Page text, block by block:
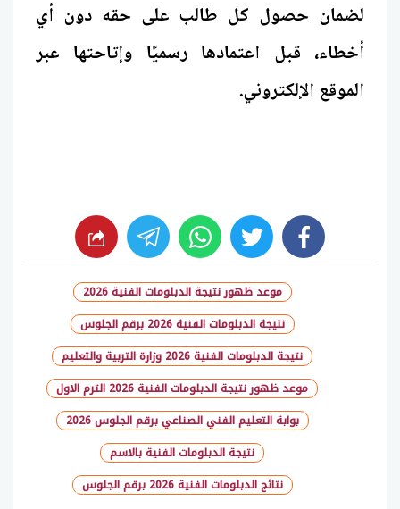
لضمان حصول كل طالب على حقه دون أي
أخطاء، قبل اعتمادها رسميًا وإتاحتها عبر
الموقع الإلكتروني.
facebook
twitter
whats
شارك
موعد ظهور نتيجة الدبلومات الفنية 2026
نتيجة الدبلومات الفنية 2026 برقم الجلوس
نتيجة الدبلومات الفنية 2026 وزارة التربية والتعليم
موعد ظهور نتيجة الدبلومات الفنية 2026 الترم الاول
بوابة التعليم الفني الصناعي برقم الجلوس 2026
نتيجة الدبلومات الفنية بالاسم
نتائج الدبلومات الفنية 2026 برقم الجلوس